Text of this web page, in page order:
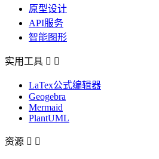
原型设计
API服务
智能图形
实用工具  
LaTex公式编辑器
Geogebra
Mermaid
PlantUML
资源  